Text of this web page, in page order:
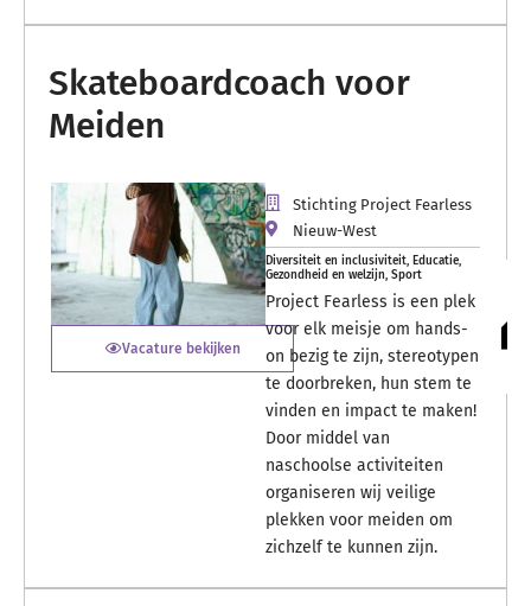
Skateboardcoach voor
Meiden
Vacature bekijken
Stichting Project Fearless
Nieuw-West
Diversiteit en inclusiviteit, Educatie,
Gezondheid en welzijn, Sport
Project Fearless is een plek
voor elk meisje om hands-
on bezig te zijn, stereotypen
te doorbreken, hun stem te
vinden en impact te maken!
Door middel van
naschoolse activiteiten
organiseren wij veilige
plekken voor meiden om
zichzelf te kunnen zijn.